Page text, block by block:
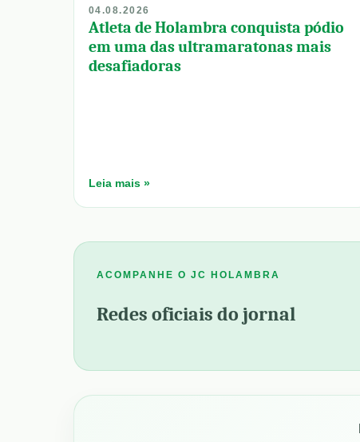
04.08.2026
Atleta de Holambra conquista pódio
em uma das ultramaratonas mais
desafiadoras
Leia mais »
ACOMPANHE O JC HOLAMBRA
Redes oficiais do jornal